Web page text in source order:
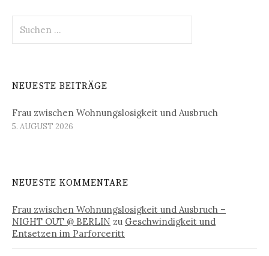
nach:
NEUESTE BEITRÄGE
Frau zwischen Wohnungslosigkeit und Ausbruch
5. AUGUST 2026
NEUESTE KOMMENTARE
Frau zwischen Wohnungslosigkeit und Ausbruch –
NIGHT OUT @ BERLIN zu Geschwindigkeit und
Entsetzen im Parforceritt